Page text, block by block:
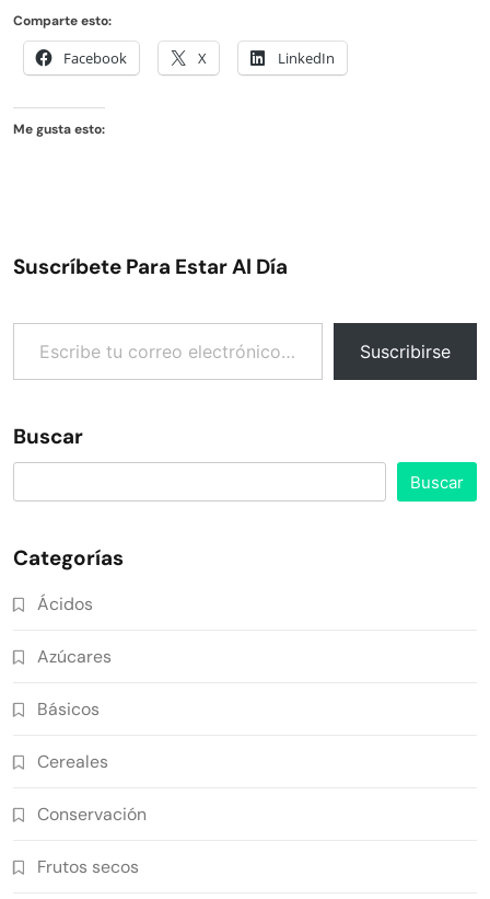
Comparte esto:
Facebook X LinkedIn
Me gusta esto:
Suscríbete Para Estar Al Día
Escribe tu correo electrónico…
Suscribirse
Buscar
Buscar
Categorías
Ácidos
Azúcares
Básicos
Cereales
Conservación
Frutos secos